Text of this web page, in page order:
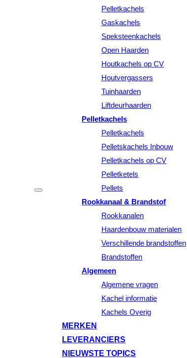
Pelletkachels
Gaskachels
Speksteenkachels
Open Haarden
Houtkachels op CV
Houtvergassers
Tuinhaarden
Liftdeurhaarden
Pelletkachels
Pelletkachels
Pelletskachels Inbouw
Pelletkachels op CV
Pelletketels
Pellets
Rookkanaal & Brandstof
Rookkanalen
Haardenbouw materialen
Verschillende brandstoffen
Brandstoffen
Algemeen
Algemene vragen
Kachel informatie
Kachels Overig
MERKEN
LEVERANCIERS
NIEUWSTE TOPICS